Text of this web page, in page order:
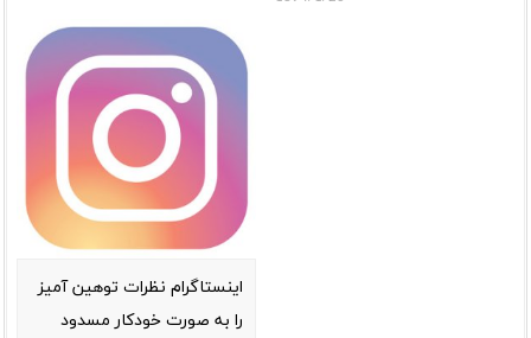
اینستاگرام نظرات توهین آمیز
را به صورت خودکار مسدود